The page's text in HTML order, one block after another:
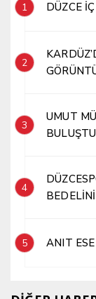
1 DÜZCE
2
3
UMUT
4
5 ANIT